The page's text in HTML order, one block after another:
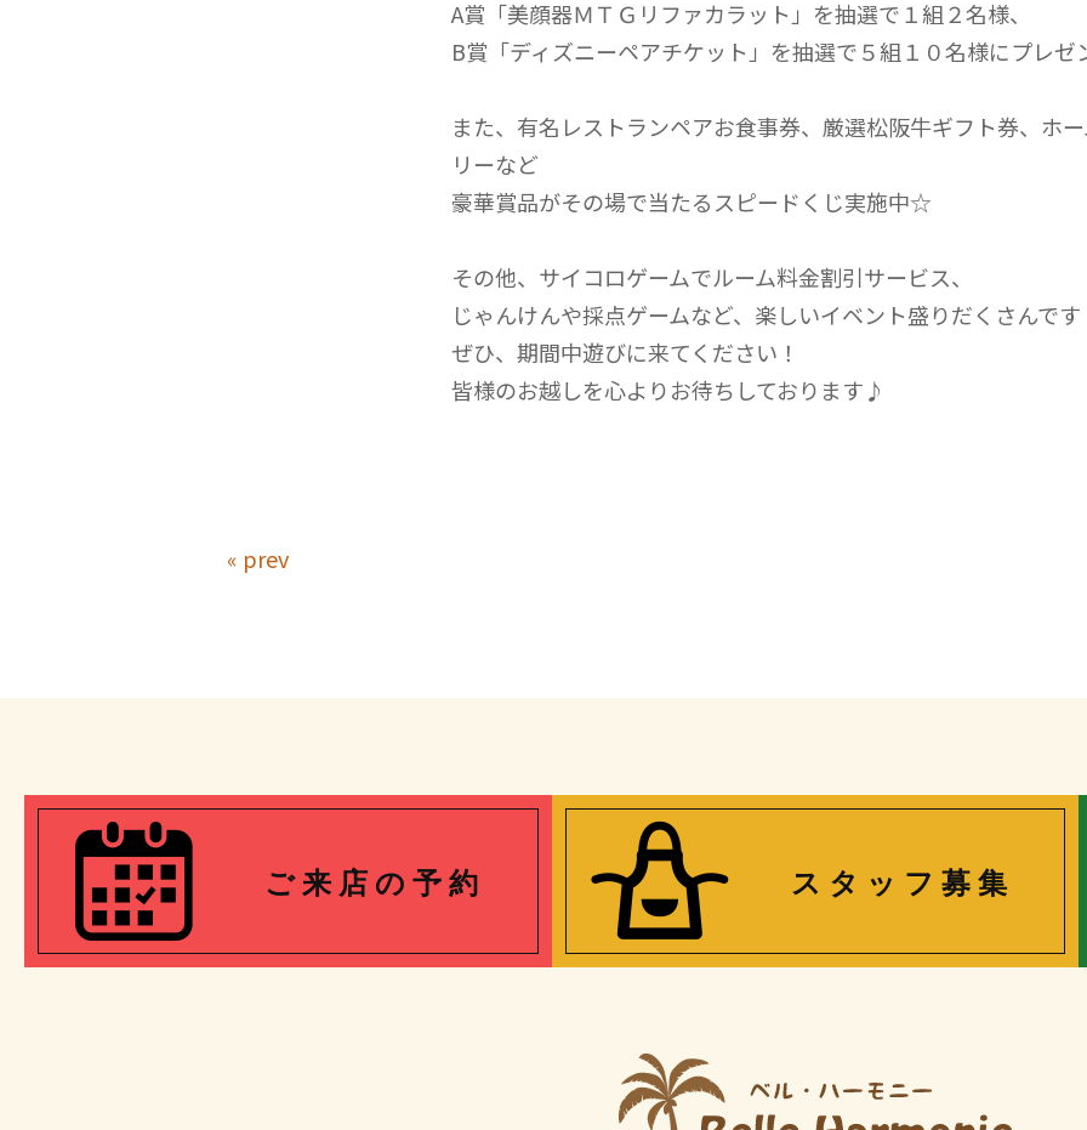
A賞「美顔器ＭＴＧリファカラット」を抽選で１組２名様、
B賞「ディズニーペアチケット」を抽選で５組１０名様にプレゼ
また、有名レストランペアお食事券、厳選松阪牛ギフト券、ホ
リーなど
豪華賞品がその場で当たるスピードくじ実施中☆
その他、サイコロゲームでルーム料金割引サービス、
じゃんけんや採点ゲームなど、楽しいイベント盛りだくさんです
ぜひ、期間中遊びに来てください！
皆様のお越しを心よりお待ちしております♪
« prev
ご 来 店 の 予 約 ス タ ッ フ 募 集